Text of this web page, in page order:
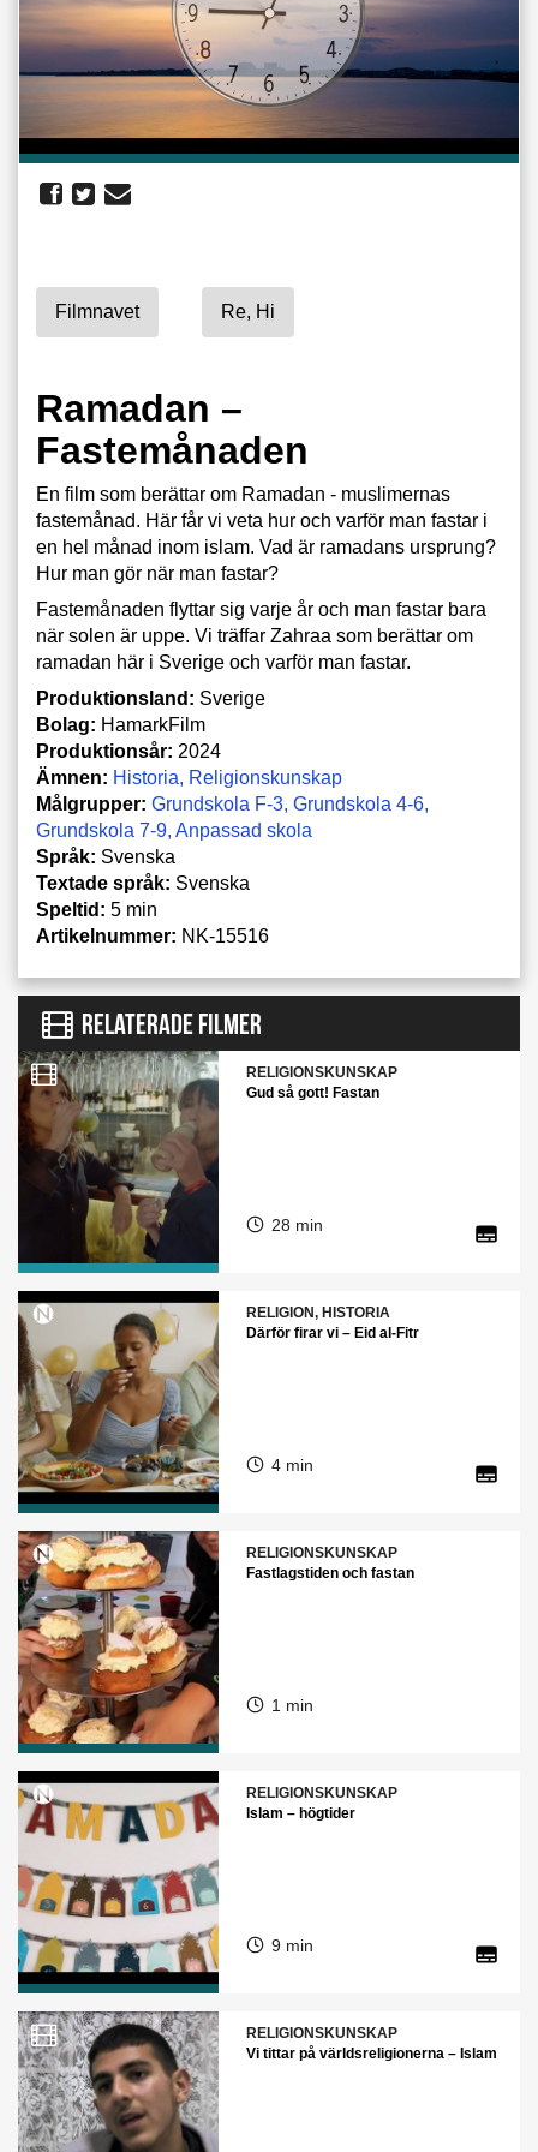
Filmnavet Re, Hi
Ramadan –
Fastemånaden
En film som berättar om Ramadan - muslimernas
fastemånad. Här får vi veta hur och varför man fastar i
en hel månad inom islam. Vad är ramadans ursprung?
Hur man gör när man fastar?
Fastemånaden flyttar sig varje år och man fastar bara
när solen är uppe. Vi träffar Zahraa som berättar om
ramadan här i Sverige och varför man fastar.
Produktionsland: Sverige
Bolag: HamarkFilm
Produktionsår: 2024
Ämnen: Historia
Religionskunskap
Målgrupper: Grundskola F-3 Grundskola 4-6
Grundskola 7-9 Anpassad skola
Språk: Svenska
Textade språk: Svenska
Speltid: 5 min
Artikelnummer: NK-15516
RELATERADE FILMER
RELIGIONSKUNSKAP
Gud så gott! Fastan
28 min
RELIGION, HISTORIA
Därför firar vi – Eid al-Fitr
4 min
RELIGIONSKUNSKAP
Fastlagstiden och fastan
1 min
RELIGIONSKUNSKAP
Islam – högtider
9 min
RELIGIONSKUNSKAP
Vi tittar på världsreligionerna – Islam